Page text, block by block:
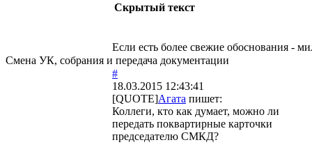
Скрытый текст
Если есть более свежие обоснования -
Смена УК, собрания и передача документации
#
18.03.2015 12:43:41
[QUOTE]Агата пишет:
Коллеги, кто как думает, можно ли
передать поквартирные карточки
председателю СМКД?